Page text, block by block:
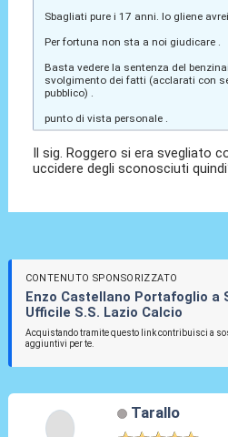
Sbagliati pure i 17 anni. Io gliene avrei
Per fortuna non sta a noi giudicare .
Basta vedere la sentenza del
svolgimento dei fatti (acclarati con
pubblico) .
punto di vista personale .
Il sig. Roggero si era svegliato
uccidere degli sconosciuti
CONTENUTO SPONSORIZZATO
Enzo Castellano Portafoglio a
Ufficile S.S. Lazio Calcio
Acquistando tramite questo link contribuisci a
aggiuntivi per te.
Tarallo